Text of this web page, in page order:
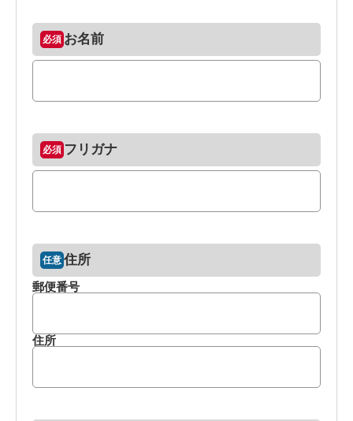
お名前
フリガナ
住所
郵便番号
住所